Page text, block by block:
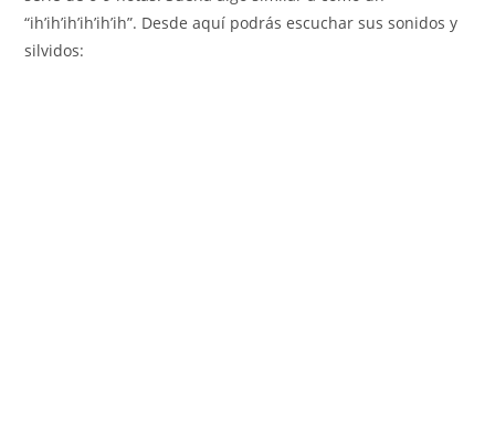
“ih’ih’ih’ih’ih’ih”. Desde aquí podrás escuchar sus sonidos y
silvidos: